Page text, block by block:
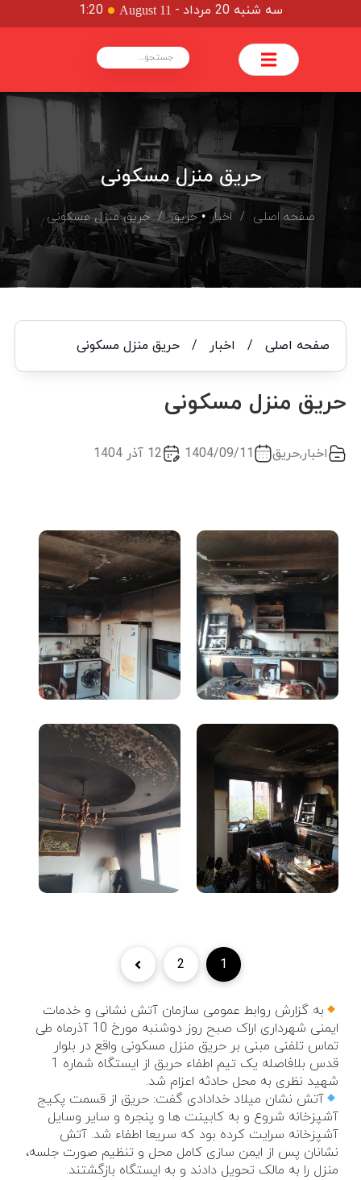
سه شنبه 20 مرداد -
August 11
1:20
حریق منزل مسکونی
صفحه اصلی / اخبار •حریق/ حریق منزل مسکونی
صفحه اصلی/ اخبار / حریق منزل مسکونی
حریق منزل مسکونی
اخبار,حریق 1404/09/11 12 آذر 1404
1
2
به گزارش روابط عمومی سازمان آتش نشانی و خدمات
ایمنی شهرداری اراک صبح روز دوشنبه مورخ 10 آذرماه طی
تماس تلفنی مبنی بر حریق منزل مسکونی واقع در بلوار
قدس بلافاصله یک تیم اطفاء حریق از ایستگاه شماره 1
شهید نظری به محل حادثه اعزام شد.
آتش نشان میلاد خدادادی گفت: حریق از قسمت پکیج
آشپزخانه شروع و به کابینت ها و پنجره و سایر وسایل
آشپزخانه سرایت کرده بود که سریعا اطفاء شد. آتش
نشانان پس از ایمن سازی کامل محل و تنظیم صورت جلسه،
منزل را به مالک تحویل دادند و به ایستگاه بازگشتند.